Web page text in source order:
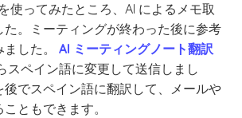
使ってみたところ、AI によるメモ取
た。ミーティングが終わった後に参考
した。
AI ミーティングノート翻訳
スペイン語に変更して送信しまし
後でスペイン語に翻訳して、メールや
ともできます。